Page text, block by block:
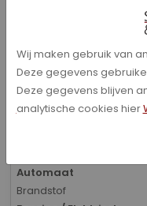
Audi A3 -
Bouwjaar
01-2026
Kilometerstand
Automaat
Brandstof
Wij maken gebruik van
Deze gegevens
Deze gegevens blijven
analytische cookies hier